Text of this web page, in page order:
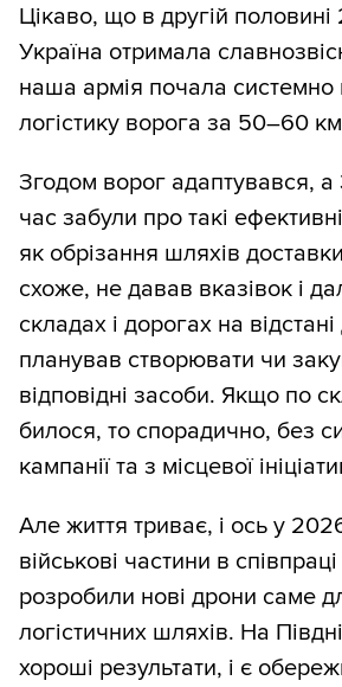
Цікаво, що в другій
Україна отримала
наша армія почала системно
логістику ворога за 50–60
Згодом ворог адаптувався,
час забули про такі
як обрізання шляхів
схоже, не давав вказівок і
складах і дорогах на
планував створювати чи
відповідні засоби. Якщо по
билося, то спорадично, без
кампанії та з місцевої
Але життя триває, і ось у
військові частини в
розробили нові дрони саме
логістичних шляхів. На
хороші результати, і є